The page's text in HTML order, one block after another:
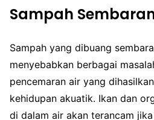
Sampah
Sampah yang dibuang
menyebabkan berbagai
pencemaran air yang
kehidupan akuatik. Ikan dan
di dalam air akan terancam